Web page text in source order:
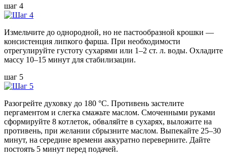
шаг 4
Измельчите до однородной, но не пастообразной крошки —
консистенция липкого фарша. При необходимости
отрегулируйте густоту сухарями или 1–2 ст. л. воды. Охладите
массу 10–15 минут для стабилизации.
шаг 5
Разогрейте духовку до 180 °C. Противень застелите
пергаментом и слегка смажьте маслом. Смоченными руками
сформируйте 8 котлеток, обваляйте в сухарях, выложите на
противень, при желании сбрызните маслом. Выпекайте 25–30
минут, на середине времени аккуратно переверните. Дайте
постоять 5 минут перед подачей.